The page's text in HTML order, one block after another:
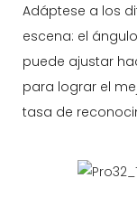
Adáptese a los
escena: el
puede ajustar
para lograr el
tasa de